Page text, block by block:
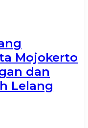
Mojokerto
dan
Lelang